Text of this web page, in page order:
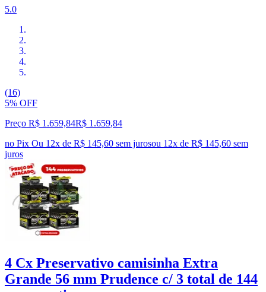
5.0
(16)
5% OFF
Preço R$ 1.659,84R$ 1.659,84
no Pix Ou 12x de R$ 145,60 sem jurosou 12x de R$ 145,60 sem
juros
4 Cx Preservativo camisinha Extra
Grande 56 mm Prudence c/ 3 total de 144